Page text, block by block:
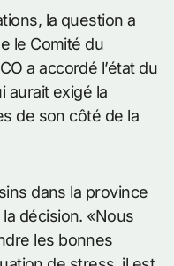
la question a
le Comité du
a accordé l’état du
aurait exigé la
de son côté de la
dans la province
décision. «Nous
les bonnes